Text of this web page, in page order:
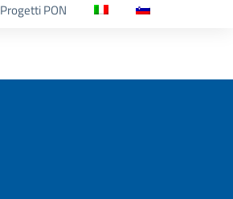
Progetti PON